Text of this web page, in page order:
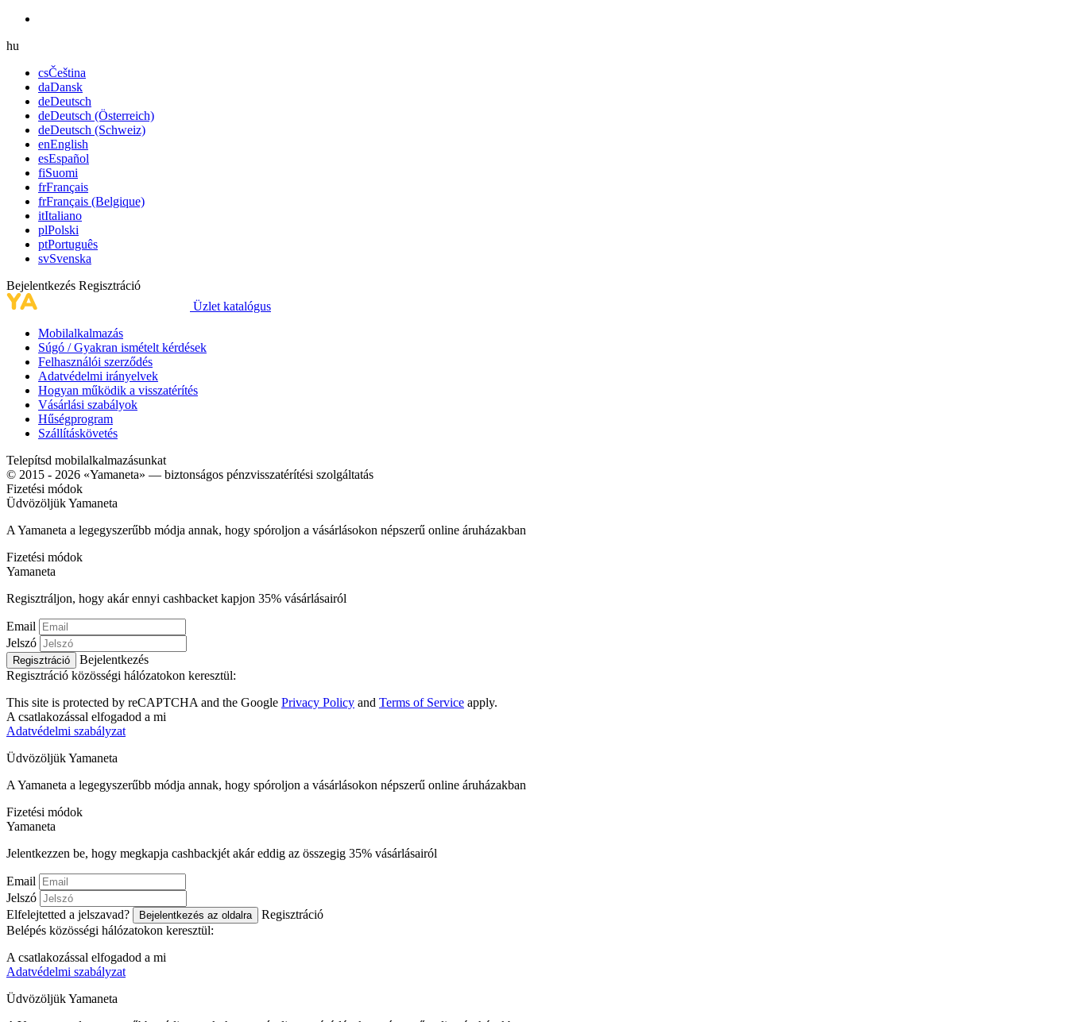
hu
csČeština
daDansk
deDeutsch
deDeutsch (Österreich)
deDeutsch (Schweiz)
enEnglish
esEspañol
fiSuomi
frFrançais
frFrançais (Belgique)
itItaliano
plPolski
ptPortuguês
svSvenska
Bejelentkezés Regisztráció
Üzlet katalógus
Mobilalkalmazás
Súgó / Gyakran ismételt kérdések
Felhasználói szerződés
Adatvédelmi irányelvek
Hogyan működik a visszatérítés
Vásárlási szabályok
Hűségprogram
Szállításkövetés
Telepítsd mobilalkalmazásunkat
© 2015 - 2026 «Yamaneta» — biztonságos pénzvisszatérítési szolgáltatás
Fizetési módok
ÜdvözöljükYamaneta
A Yamaneta a legegyszerűbb módja annak, hogy spóroljon a vásárlásokon népszerű online áruházakban
Fizetési módok
Yamaneta
Regisztráljon, hogy akár ennyi cashbacket kapjon 35% vásárlásairól
Email
Jelszó
Regisztráció
Bejelentkezés
Regisztráció közösségi hálózatokon keresztül:
This site is protected by reCAPTCHA and the Google Privacy Policy and Terms of Service apply.
A csatlakozással elfogadod a mi
Adatvédelmi szabályzat
ÜdvözöljükYamaneta
A Yamaneta a legegyszerűbb módja annak, hogy spóroljon a vásárlásokon népszerű online áruházakban
Fizetési módok
Yamaneta
Jelentkezzen be, hogy megkapja cashbackjét akár eddig az összegig 35% vásárlásairól
Email
Jelszó
Elfelejtetted a jelszavad?
Bejelentkezés az oldalra
Regisztráció
Belépés közösségi hálózatokon keresztül:
A csatlakozással elfogadod a mi
Adatvédelmi szabályzat
ÜdvözöljükYamaneta